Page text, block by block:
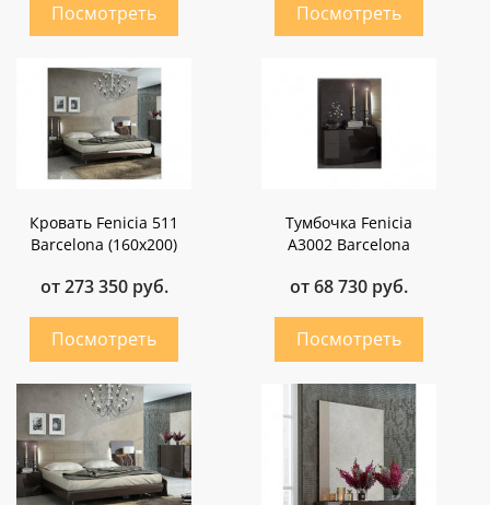
Кровать Fenicia 511
Barcelona (160х200)
от 273 350 руб.
Тумбочка Fenicia
A3002 Barcelona
от 68 730 руб.